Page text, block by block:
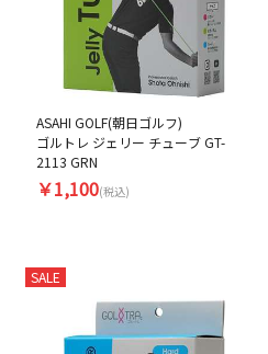
ASAHI GOLF(朝日ゴルフ)
ゴルトレ ジェリー チューブ GT-
2113 GRN
￥1,100(税込)
SALE